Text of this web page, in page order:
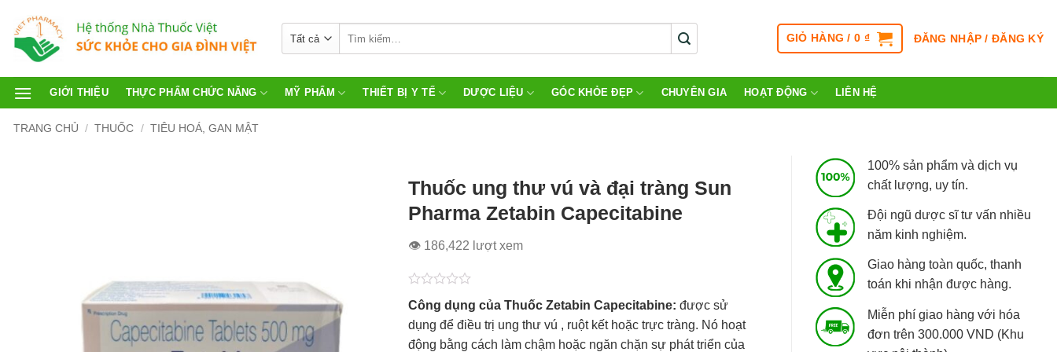
GIỎ HÀNG /0 ₫ ĐĂNG NHẬP / ĐĂNG KÝ
GIỚI THIỆU THỰC PHẨM CHỨC NĂNG MỸ PHẨM THIẾT BỊ Y TẾ DƯỢC LIỆU GÓC KHỎE ĐẸP CHUYÊN GIA HOẠT ĐỘNG LIÊN HỆ
TRANG CHỦ / THUỐC / TIÊU HOÁ, GAN MẬT
100% sản phẩm và dịch vụ
chất lượng, uy tín.
Đội ngũ dược sĩ tư vấn nhiều
năm kinh nghiệm.
Giao hàng toàn quốc, thanh
toán khi nhận được hàng.
Miễn phí giao hàng với hóa
đơn trên 300.000 VND (Khu
Thuốc ung thư vú và đại tràng Sun
Pharma Zetabin Capecitabine
👁 186,422 lượt xem
Được
xếp
hạng
0.0
5
Công dụng của Thuốc Zetabin Capecitabine: được sử
dụng để điều trị ung thư vú , ruột kết hoặc trực tràng. Nó hoạt
động bằng cách làm chậm hoặc ngăn chặn sự phát triển của